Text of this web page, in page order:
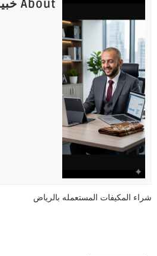
About خبير المستعمل
شراء المكيفات المستعمله بالرياض